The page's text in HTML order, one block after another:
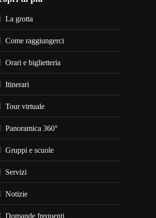
La grotta
Come raggiungerci
Orari e biglietteria
Itinerari
Tour virtuale
Panoramica 360°
Gruppi e scuole
Servizi
Notizie
Domande frequenti